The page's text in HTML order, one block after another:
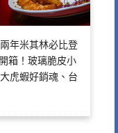
年米其林必比登
箱！玻璃脆皮小
虎蝦好銷魂、台